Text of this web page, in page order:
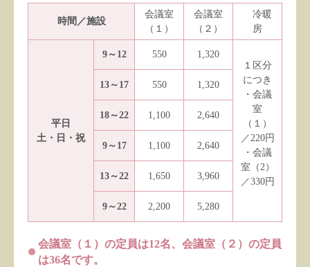
時間／施設
会議室
（１）
会議室
（２）
冷暖
房
平日
土・日・祝
9～12 550
1,320
１区分
につき
・会議
室
（１）
／220円
・会議
室（2）
／330円
13～17 550 1,320
18～22 1,100 2,640
9～17 1,100 2,640
13～22 1,650 3,960
9～22 2,200 5,280
会議室（１）の定員は12名、会議室（２）の定員
は36名です。